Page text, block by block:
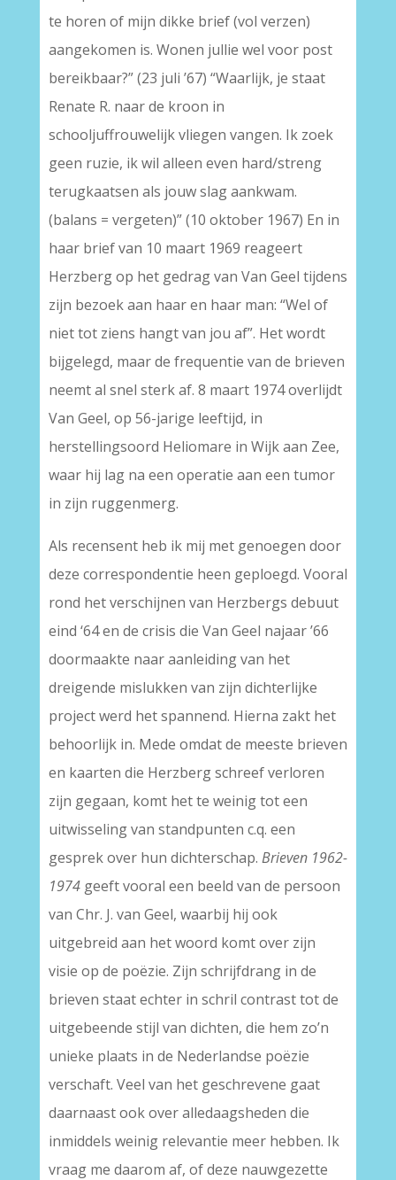
te horen of mijn dikke brief (vol verzen)
aangekomen is. Wonen jullie wel voor post
bereikbaar?” (23 juli ’67) “Waarlijk, je staat
Renate R. naar de kroon in
schooljuffrouwelijk vliegen vangen. Ik zoek
geen ruzie, ik wil alleen even hard/streng
terugkaatsen als jouw slag aankwam.
(balans = vergeten)” (10 oktober 1967) En in
haar brief van 10 maart 1969 reageert
Herzberg op het gedrag van Van Geel tijdens
zijn bezoek aan haar en haar man: “Wel of
niet tot ziens hangt van jou af”. Het wordt
bijgelegd, maar de frequentie van de brieven
neemt al snel sterk af. 8 maart 1974 overlijdt
Van Geel, op 56-jarige leeftijd, in
herstellingsoord Heliomare in Wijk aan Zee,
waar hij lag na een operatie aan een tumor
in zijn ruggenmerg.
Als recensent heb ik mij met genoegen door
deze correspondentie heen geploegd. Vooral
rond het verschijnen van Herzbergs debuut
eind ‘64 en de crisis die Van Geel najaar ’66
doormaakte naar aanleiding van het
dreigende mislukken van zijn dichterlijke
project werd het spannend. Hierna zakt het
behoorlijk in. Mede omdat de meeste brieven
en kaarten die Herzberg schreef verloren
zijn gegaan, komt het te weinig tot een
uitwisseling van standpunten c.q. een
gesprek over hun dichterschap. Brieven 1962-
1974geeft vooral een beeld van de persoon
van Chr. J. van Geel, waarbij hij ook
uitgebreid aan het woord komt over zijn
visie op de poëzie. Zijn schrijfdrang in de
brieven staat echter in schril contrast tot de
uitgebeende stijl van dichten, die hem zo’n
unieke plaats in de Nederlandse poëzie
verschaft. Veel van het geschrevene gaat
daarnaast ook over alledaagsheden die
inmiddels weinig relevantie meer hebben. Ik
vraag me daarom af, of deze nauwgezette